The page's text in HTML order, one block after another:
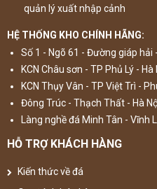
quản lý xuất nhập cảnh
HỆ THỐNG KHO CHÍNH HÃNG:
Số 1 - Ngõ 61 - Đường giáp hải
KCN Châu sơn - TP Phủ Lý - Hà
KCN Thụy Vân - TP Việt Trì -
Đông Trúc - Thạch Thất - Hà
Làng nghề đá Minh Tân - Vĩnh
HỖ TRỢ KHÁCH HÀNG
Kiến thức về đá